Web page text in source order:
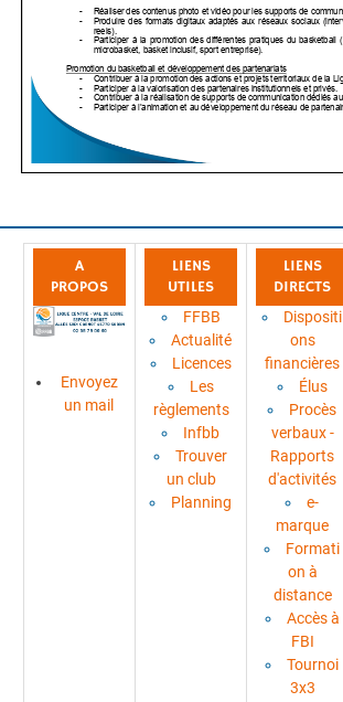
A
PROPOS
Envoyez
un mail
LIENS
UTILES
FFBB
Actualité
Licences
Les
règlements
Infbb
Trouver
un club
Planning
LIENS
DIRECTS
Dispositi
ons
financières
Élus
Procès
verbaux -
Rapports
d'activités
e-
marque
Formati
on à
distance
Accès à
FBI
Tournoi
3x3